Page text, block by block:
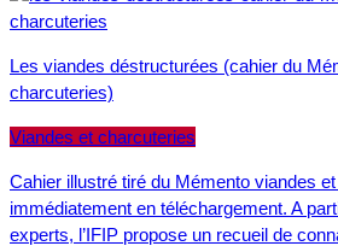
Les viandes déstructurées (cahier du
charcuteries)
Viandes et charcuteries
Cahier illustré tiré du Mémento viandes
immédiatement en téléchargement. A
experts, l’IFIP propose un recueil de